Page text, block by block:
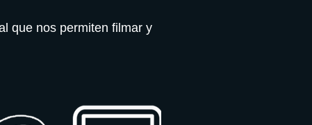
que nos permiten filmar y